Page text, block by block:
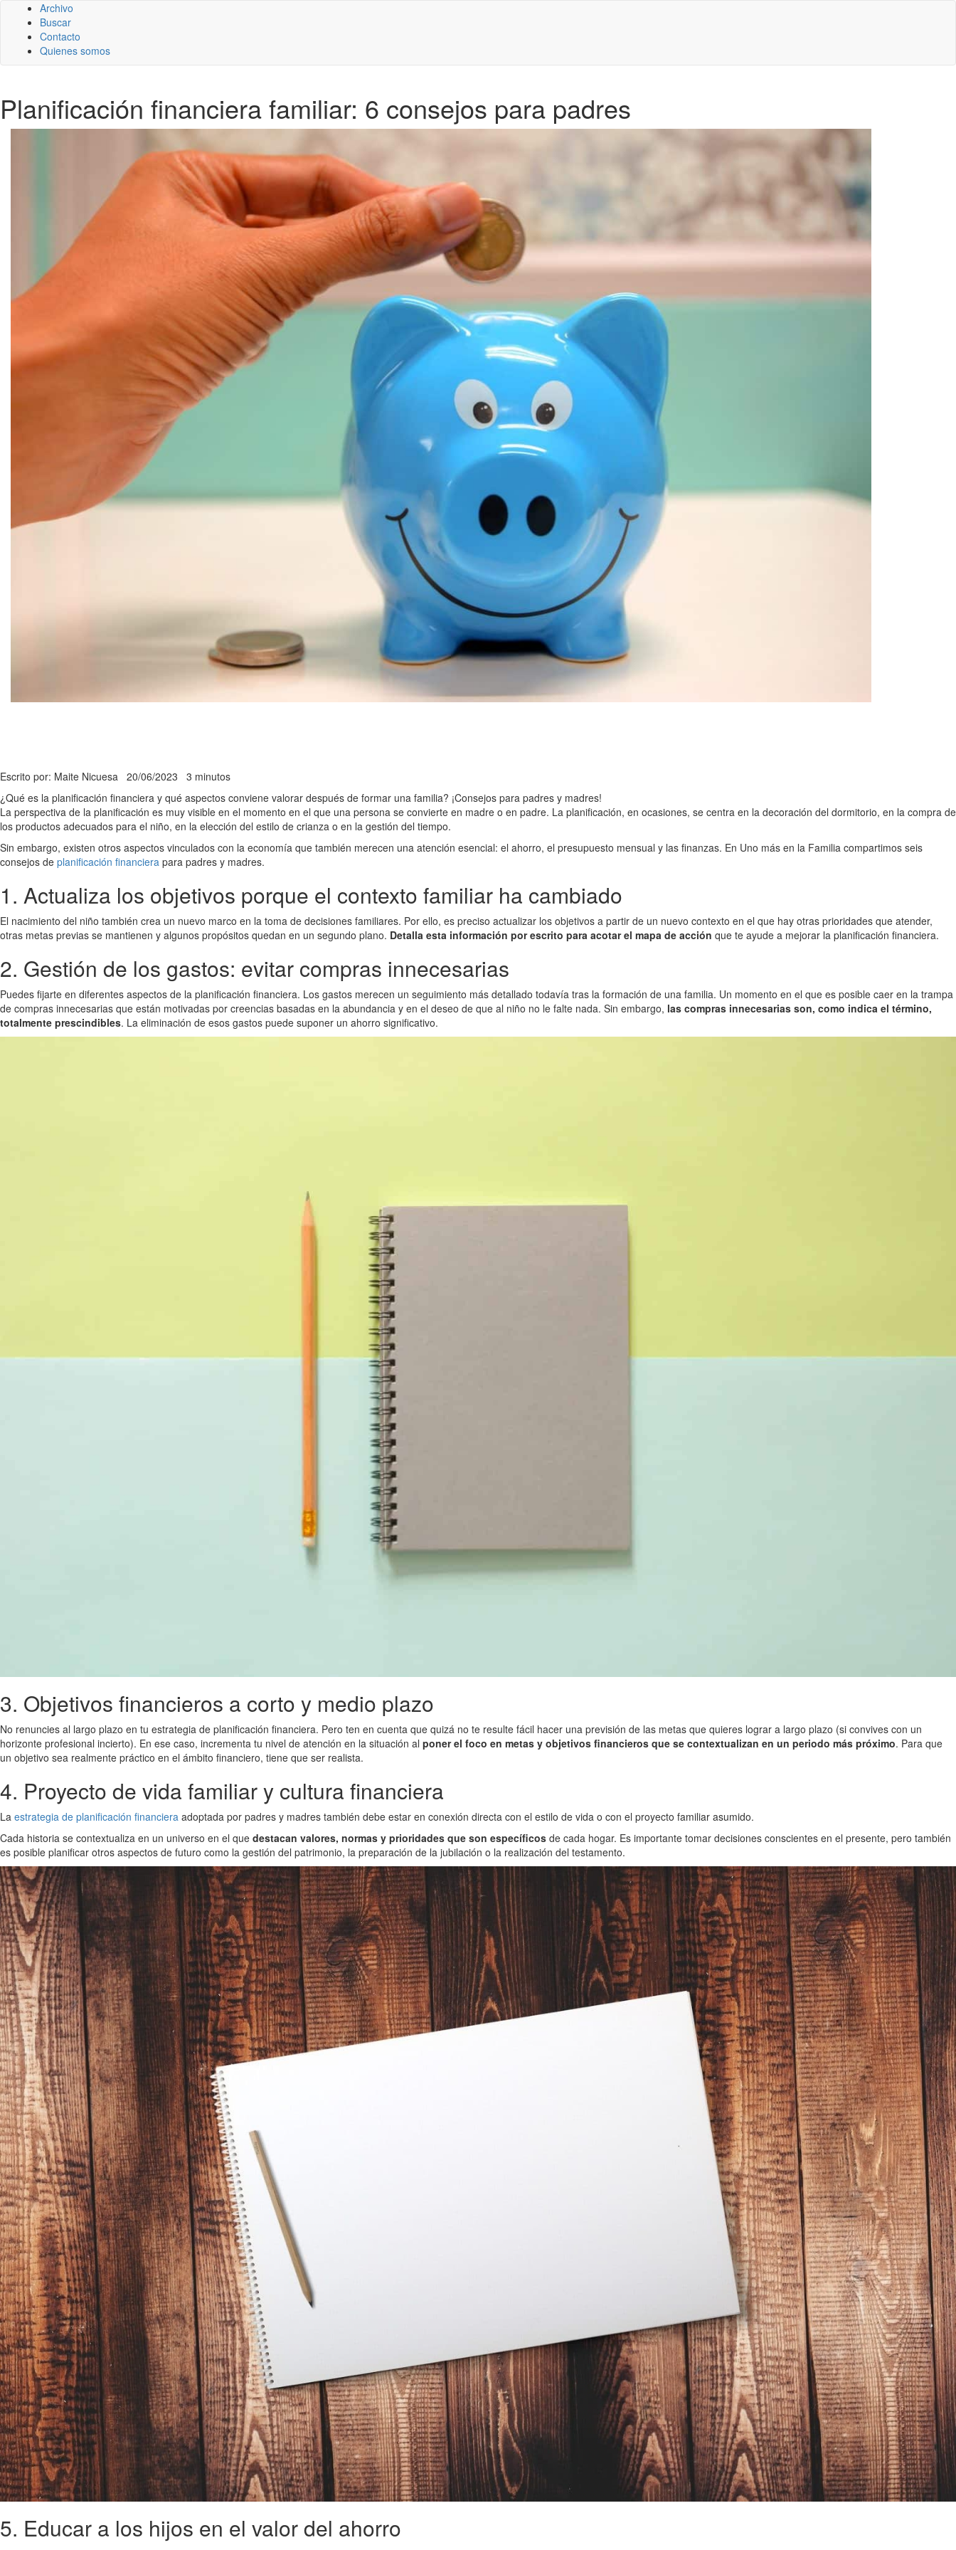
Archivo
Buscar
Contacto
Quienes somos
Planificación financiera familiar: 6 consejos para padres
Escrito por: Maite Nicuesa 20/06/2023 3 minutos
¿Qué es la planificación financiera y qué aspectos conviene valorar después de formar una familia? ¡Consejos para padres y madres!
La perspectiva de la planificación es muy visible en el momento en el que una persona se convierte en madre o en padre. La planificación, en ocasiones, se centra en la decoración del dormitorio, en la compra de
los productos adecuados para el niño, en la elección del estilo de crianza o en la gestión del tiempo.
Sin embargo, existen otros aspectos vinculados con la economía que también merecen una atención esencial: el ahorro, el presupuesto mensual y las finanzas. En Uno más en la Familia compartimos seis
consejos de planificación financiera para padres y madres.
1. Actualiza los objetivos porque el contexto familiar ha cambiado
El nacimiento del niño también crea un nuevo marco en la toma de decisiones familiares. Por ello, es preciso actualizar los objetivos a partir de un nuevo contexto en el que hay otras prioridades que atender,
otras metas previas se mantienen y algunos propósitos quedan en un segundo plano. Detalla esta información por escrito para acotar el mapa de acción que te ayude a mejorar la planificación financiera.
2. Gestión de los gastos: evitar compras innecesarias
Puedes fijarte en diferentes aspectos de la planificación financiera. Los gastos merecen un seguimiento más detallado todavía tras la formación de una familia. Un momento en el que es posible caer en la trampa
de compras innecesarias que están motivadas por creencias basadas en la abundancia y en el deseo de que al niño no le falte nada. Sin embargo, las compras innecesarias son, como indica el término,
totalmente prescindibles. La eliminación de esos gastos puede suponer un ahorro significativo.
3. Objetivos financieros a corto y medio plazo
No renuncies al largo plazo en tu estrategia de planificación financiera. Pero ten en cuenta que quizá no te resulte fácil hacer una previsión de las metas que quieres lograr a largo plazo (si convives con un
horizonte profesional incierto). En ese caso, incrementa tu nivel de atención en la situación al poner el foco en metas y objetivos financieros que se contextualizan en un periodo más próximo. Para que
un objetivo sea realmente práctico en el ámbito financiero, tiene que ser realista.
4. Proyecto de vida familiar y cultura financiera
La estrategia de planificación financiera adoptada por padres y madres también debe estar en conexión directa con el estilo de vida o con el proyecto familiar asumido.
Cada historia se contextualiza en un universo en el que destacan valores, normas y prioridades que son específicos de cada hogar. Es importante tomar decisiones conscientes en el presente, pero también
es posible planificar otros aspectos de futuro como la gestión del patrimonio, la preparación de la jubilación o la realización del testamento.
5. Educar a los hijos en el valor del ahorro